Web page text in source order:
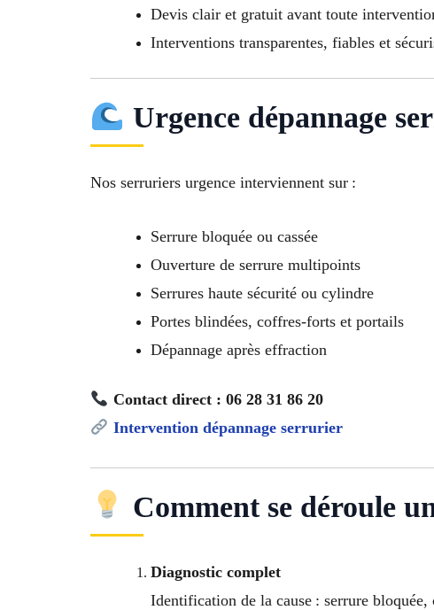
Devis clair et gratuit avant toute
Interventions transparentes, fiables et
Urgence dépannage
Nos serruriers urgence interviennent sur :
Serrure bloquée ou cassée
Ouverture de serrure multipoints
Serrures haute sécurité ou cylindre
Portes blindées, coffres-forts et portails
Dépannage après effraction
Contact direct : 06 28 31 86 20
Intervention dépannage serrurier
Comment se déroule
Diagnostic complet
Identification de la cause : serrure